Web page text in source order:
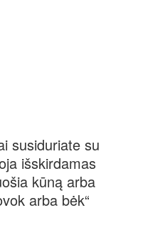
susiduriate su
išskirdamas
kūną arba
arba bėk“